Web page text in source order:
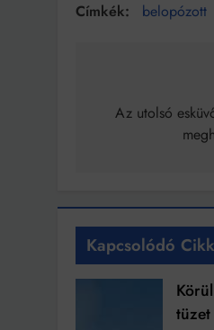
belopózott
navigáció
Az utolsó
Kapcsolódó
tüzet